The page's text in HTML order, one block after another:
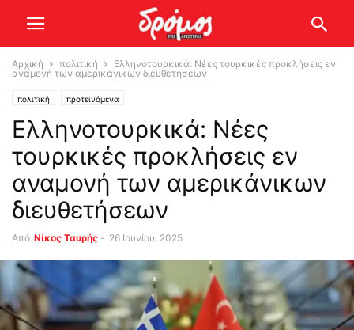
Αρχική πολιτική
Ελληνοτουρκικά: Νέες τουρκικές προκλήσεις εν
αναμονή των αμερικάνικων διευθετήσεων
πολιτική προτεινόμενα
Ελληνοτουρκικά: Νέες
τουρκικές προκλήσεις εν
αναμονή των αμερικάνικων
διευθετήσεων
Από Νίκος Ταυρής - 26 Ιουνίου, 2025